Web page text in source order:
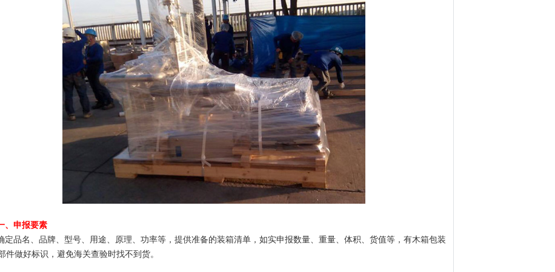
、申报要素
定品名、品牌、型号、用途、原理、功率等，提供准备的装箱清单，如实申报数量、重量、体积、货值等，有木箱包装
件做好标识，避免海关查验时找不到货。